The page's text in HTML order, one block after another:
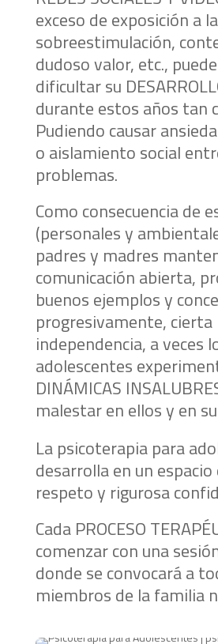
exceso de exposición a
sobreestimulación,
dudoso valor, etc.,
dificultar su
durante estos años tan
Pudiendo causar
o aislamiento social
problemas.
Como consecuencia de
(personales y
padres y madres
comunicación abierta,
buenos ejemplos y
progresivamente, cierta
independencia, a veces
adolescentes
DINÁMICAS
malestar en ellos y en
La psicoterapia para
desarrolla en un espacio
respeto y rigurosa
Cada PROCESO
comenzar con una
donde se convocará a
miembros de la familia